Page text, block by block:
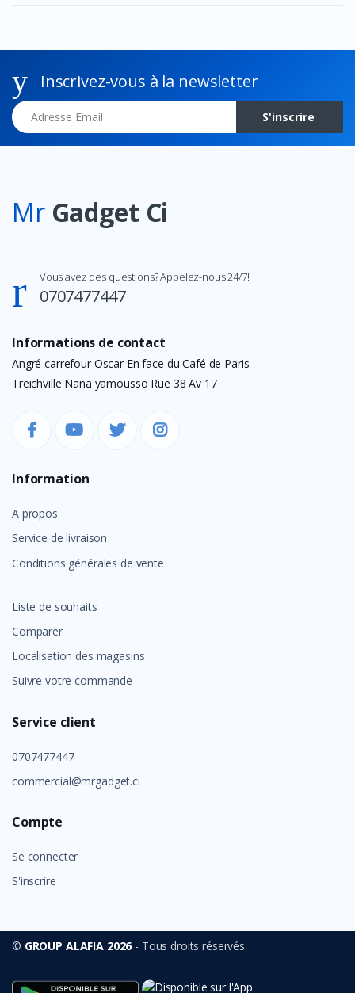
Inscrivez-vous à la newsletter
Adresse Email
S'inscrire
Mr Gadget Ci
Vous avez des questions? Appelez-nous 24/7!
0707477447
Informations de contact
Angré carrefour Oscar En face du Café de Paris
Treichville Nana yamousso Rue 38 Av 17
Information
A propos
Service de livraison
Conditions générales de vente
Liste de souhaits
Comparer
Localisation des magasins
Suivre votre commande
Service client
0707477447
commercial@mrgadget.ci
Compte
Se connecter
S'inscrire
© GROUP ALAFIA 2026- Tous droits réservés.